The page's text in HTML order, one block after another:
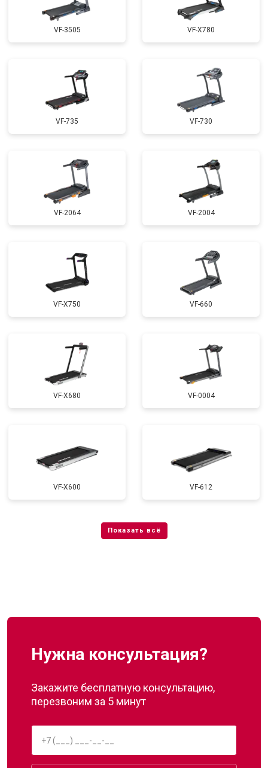
VF-3505 VF-X780
VF-735 VF-730
VF-2064 VF-2004
VF-X750 VF-660
VF-X680 VF-0004
VF-X600 VF-612
Нужна консультация?
Закажите бесплатную консультацию,
перезвоним за 5 минут